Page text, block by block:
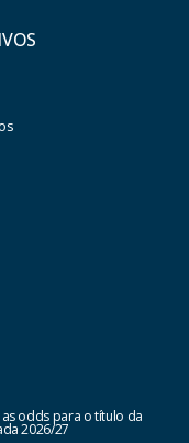
odds para o título da
2026/27